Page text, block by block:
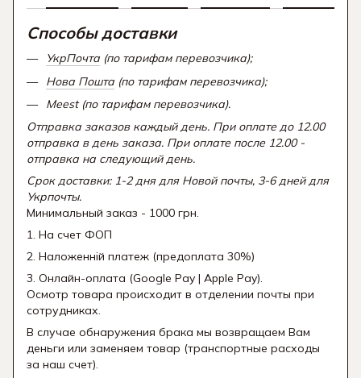
Способы доставки
УкрПочта (по тарифам перевозчика);
Нова Пошта (по тарифам перевозчика);
Meest (по тарифам перевозчика).
Отправка заказов каждый день. При оплате до 12.00
отправка в день заказа. При оплате после 12.00 -
отправка на следующий день.
Срок доставки: 1-2 дня для Новой почты, 3-6 дней для
Укрпочты.
Минимальный заказ - 1000 грн.
1. На счет ФОП
2. Наложенній платеж (предоплата 30%)
3. Онлайн-оплата (Google Pay | Apple Pay).
Осмотр товара происходит в отделении почты при
сотрудниках.
В случае обнаружения брака мы возвращаем Вам
деньги или заменяем товар (транспортные расходы
за наш счет).